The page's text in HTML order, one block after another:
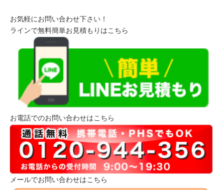
お気軽にお問い合わせ下さい！
ラインで無料簡単お見積もりはこちら
お電話でのお問い合わせはこちら
メールでお問い合わせはこちら